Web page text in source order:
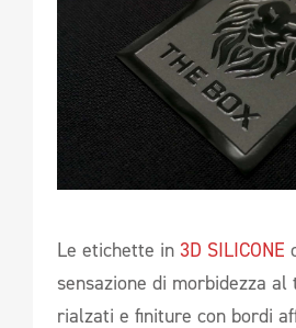
Le etichette in 3D SILICONE
sensazione di morbidezza
rialzati e finiture con bordi